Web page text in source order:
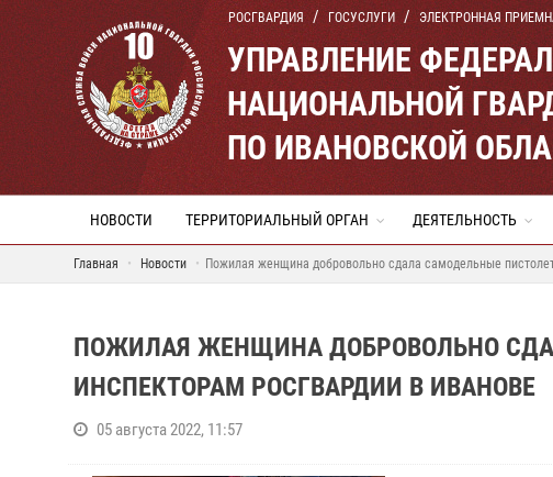
РОСГВАРДИЯ ГОСУСЛУГИ ЭЛЕКТРОННАЯ
УПРАВЛЕНИЕ
НАЦИОНАЛЬНОЙ
ПО ИВАНОВСКОЙ
НОВОСТИ ТЕРРИТОРИАЛЬНЫЙ ОРГАН ДЕЯТЕЛЬНОСТЬ
Главная Новости Пожилая женщина добровольно сдала самодельные
ПОЖИЛАЯ ЖЕНЩИНА ДОБРОВОЛЬНО
ИНСПЕКТОРАМ РОСГВАРДИИ В ИВАНОВЕ
05 августа 2022, 11:57